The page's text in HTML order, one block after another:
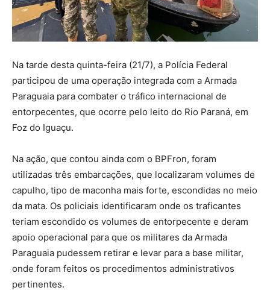
Na tarde desta quinta-feira (21/7), a Polícia Federal
participou de uma operação integrada com a Armada
Paraguaia para combater o tráfico internacional de
entorpecentes, que ocorre pelo leito do Rio Paraná, em
Foz do Iguaçu.
Na ação, que contou ainda com o BPFron, foram
utilizadas três embarcações, que localizaram volumes de
capulho, tipo de maconha mais forte, escondidas no meio
da mata. Os policiais identificaram onde os traficantes
teriam escondido os volumes de entorpecente e deram
apoio operacional para que os militares da Armada
Paraguaia pudessem retirar e levar para a base militar,
onde foram feitos os procedimentos administrativos
pertinentes.